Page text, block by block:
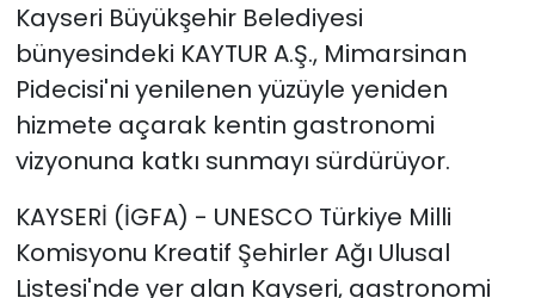
Kayseri Büyükşehir Belediyesi
bünyesindeki KAYTUR A.Ş., Mimarsinan
Pidecisi'ni yenilenen yüzüyle yeniden
hizmete açarak kentin gastronomi
vizyonuna katkı sunmayı sürdürüyor.
KAYSERİ (İGFA) - UNESCO Türkiye Milli
Komisyonu Kreatif Şehirler Ağı Ulusal
Listesi'nde yer alan Kayseri, gastronomi